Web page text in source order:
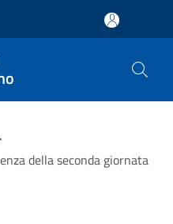
della seconda giornata